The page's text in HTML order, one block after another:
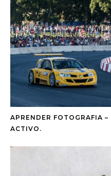
APRENDER FOTOGRAFIA
ACTIVO.